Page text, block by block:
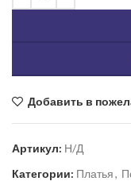
Добавить в
Артикул: Н/Д
Категории: Платья,